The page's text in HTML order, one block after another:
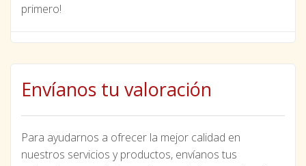
primero!
Envíanos tu valoración
Para ayudarnos a ofrecer la mejor calidad en
nuestros servicios y productos, envíanos tus